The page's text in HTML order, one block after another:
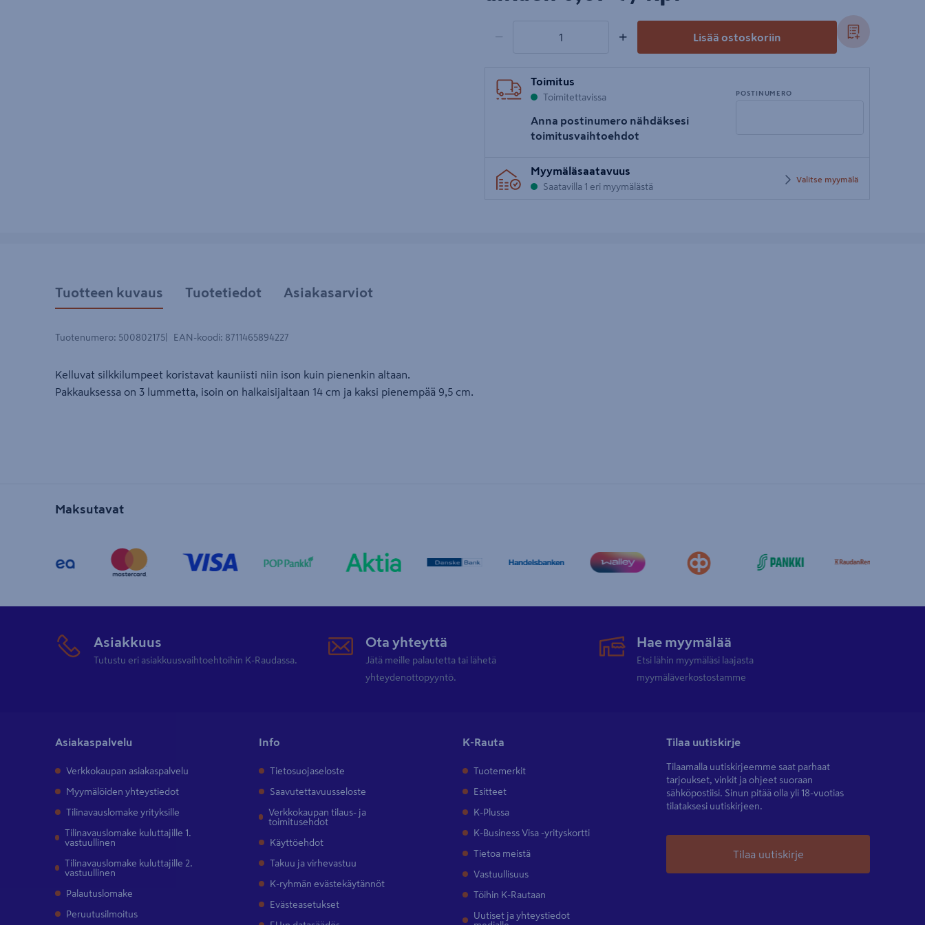
− + Lisää ostoskoriin
Toimitus
Toimitettavissa
Anna postinumero nähdäksesi
toimitusvaihtoehdot
POSTINUMERO
postinumero
Myymäläsaatavuus
Saatavilla 1 eri myymälästä
Valitse myymälä
Tuotteen kuvaus Tuotetiedot Asiakasarviot
Tuotenumero: 500802175 EAN-koodi: 8711465894227
Kelluvat silkkilumpeet koristavat kauniisti niin ison kuin pienenkin altaan.
Pakkauksessa on 3 lummetta, isoin on halkaisijaltaan 14 cm ja kaksi pienempää 9,5 cm.
Maksutavat
Asiakkuus
Tutustu eri asiakkuusvaihtoehtoihin K-Raudassa.
Ota yhteyttä
Jätä meille palautetta tai lähetä
yhteydenottopyyntö.
Hae myymälää
Etsi lähin myymäläsi laajasta
myymäläverkostostamme
Asiakaspalvelu
Verkkokaupan asiakaspalvelu
Myymälöiden yhteystiedot
Tilinavauslomake yrityksille
Tilinavauslomake kuluttajille 1.
vastuullinen
Tilinavauslomake kuluttajille 2.
vastuullinen
Palautuslomake
Peruutusilmoitus
Info
Tietosuojaseloste
Saavutettavuusseloste
Verkkokaupan tilaus- ja
toimitusehdot
Käyttöehdot
Takuu ja virhevastuu
K-ryhmän evästekäytännöt
Evästeasetukset
K-Rauta
Tuotemerkit
Esitteet
K-Plussa
K-Business Visa -yrityskortti
Tietoa meistä
Vastuullisuus
Töihin K-Rautaan
Uutiset ja yhteystiedot
Tilaa uutiskirje
Tilaamalla uutiskirjeemme saat parhaat
tarjoukset, vinkit ja ohjeet suoraan
sähköpostiisi. Sinun pitää olla yli 18-vuotias
tilataksesi uutiskirjeen.
Tilaa uutiskirje